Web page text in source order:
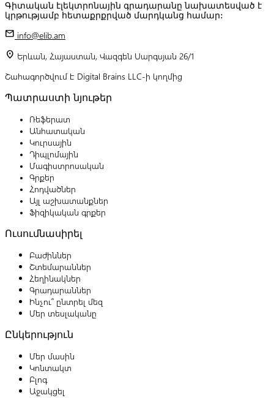
Գիտական էլեկտրոնային գրադարանը նախատեսված է
կրթությամբ հետաքրքրված մարդկանց համար:
mail info@elib.am
location_on Երևան, Հայաստան, Վազգեն Սարգսյան 26/1
Շահագործվում է Digital Brains LLC-ի կողմից
Պատրաստի նյութեր
Ռեֆերատ
Անհատական
Կուրսային
Դիպլոմային
Մագիստրոսական
Գրքեր
Հոդվածներ
Այլ աշխատանքներ
Ֆիզիկական գրքեր
Ուսումնասիրել
Բաժիններ
Շտեմարաններ
Հեղինակներ
Գրադարաններ
Ինչու՞ ընտրել մեզ
Մեր տեսլականը
Ընկերություն
Մեր մասին
Կոնտակտ
Բլոգ
Աջակցել